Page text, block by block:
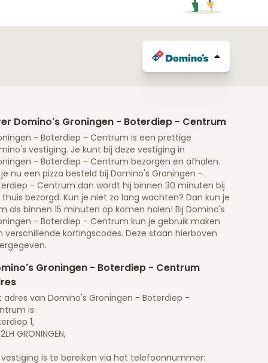
Domino's Groningen - Boterdiep - Centrum
- Boterdiep - Centrum is een prettige
vestiging. Je kunt bij deze vestiging in
- Boterdiep - Centrum bezorgen en afhalen.
je nu een pizza besteld bij Domino's Groningen -
- Centrum dan wordt hij binnen 30 minuten bij
thuis bezorgd. Kun je niet zo lang wachten? Dan kun je
als binnen 15 minuten op komen halen! Bij Domino's
- Boterdiep - Centrum kun je gebruik maken
verschillende kortingscodes. Deze staan hierboven
Groningen - Boterdiep - Centrum
adres van Domino's Groningen - Boterdiep -
is:
1,
GRONINGEN,
vestiging is te bereiken via het telefoonnummer: